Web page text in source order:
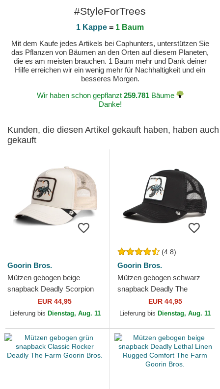
#StyleForTrees
1 Kappe = 1 Baum
Mit dem Kaufe jedes Artikels bei Caphunters, unterstützen Sie
das Pflanzen von Bäumen an den Orten auf diesem Planeten,
die es am meisten brauchen. 1 Baum mehr und Dank deiner
Hilfe erreichen wir ein wenig mehr für Nachhaltigkeit und ein
besseres Morgen.
Wir haben schon gepflanzt 259.781Bäume
Danke!
Kunden, die diesen Artikel gekauft haben, haben auch
gekauft
Goorin Bros.
Mützen gebogen beige
snapback Deadly Scorpion
The Farm Goorin Bros.
EUR 44,95
Lieferung bis Dienstag, Aug. 11
(4.8)
Goorin Bros.
Mützen gebogen schwarz
snapback Deadly The
Deadliest Scorpion The Farm
Goorin Bros.
EUR 44,95
Lieferung bis Dienstag, Aug. 11